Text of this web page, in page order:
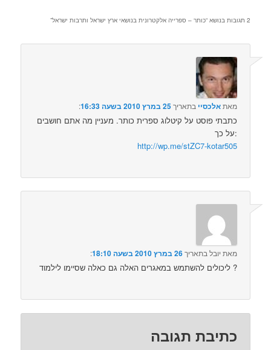
2 תגובות בנושא “ כותר – ספרייה אלקטרונית בנושאי ארץ ישראל ותרבות ישראל”
מאתאלכסיי בתאריך25 במרץ 2010 בשעה 16:33 :‏
כתבתי פוסט על קיטלוג ספרית כותר. מעניין מה אתם חושבים
על כך:
http://wp.me/stZC7-kotar505
מאת יובל בתאריך26 במרץ 2010 בשעה 18:10 :‏
ליכולים להשתמש במאגרים האלה גם כאלה שסיימו לילמוד ?
כתיבת תגובה